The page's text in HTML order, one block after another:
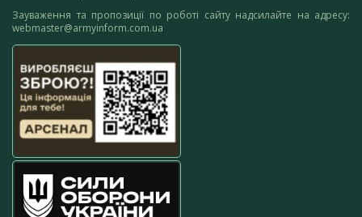
Зауваження та пропозиції по роботі сайту надсилайте на адресу:
webmaster@armyinform.com.ua